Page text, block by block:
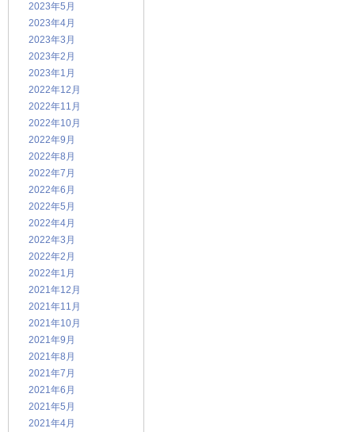
2023年5月
2023年4月
2023年3月
2023年2月
2023年1月
2022年12月
2022年11月
2022年10月
2022年9月
2022年8月
2022年7月
2022年6月
2022年5月
2022年4月
2022年3月
2022年2月
2022年1月
2021年12月
2021年11月
2021年10月
2021年9月
2021年8月
2021年7月
2021年6月
2021年5月
2021年4月